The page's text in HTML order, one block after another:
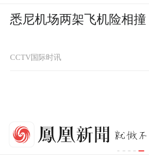
悉尼机场两架飞机险相撞
CCTV国际时讯